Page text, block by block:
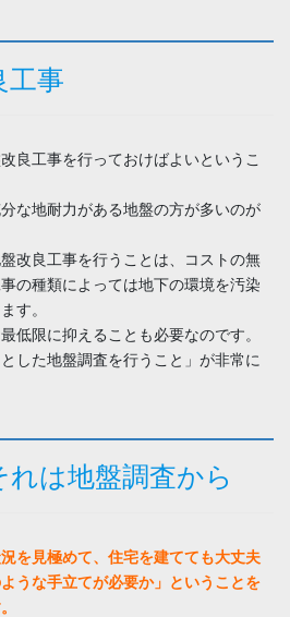
工事
良工事を行っておけばよいというこ
な地耐力がある地盤の方が多いのが
改良工事を行うことは、コストの無
の種類によっては地下の環境を汚染
す。
低限に抑えることも必要なのです。
した地盤調査を行うこと」が非常に
れは地盤調査から
を見極めて、住宅を建てても大丈夫
うな手立てが必要か」ということを